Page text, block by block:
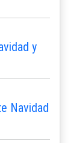
y
Navidad